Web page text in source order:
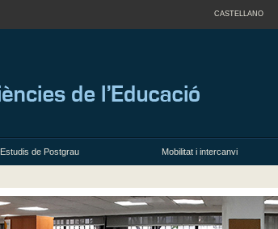
CASTELLANO
Estudis de Postgrau Mobilitat i intercanvi